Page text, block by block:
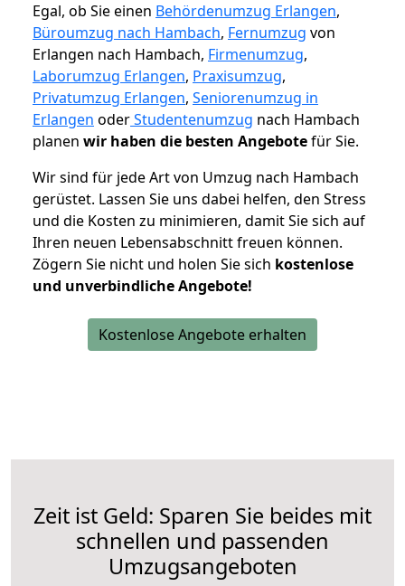
Egal, ob Sie einen Behördenumzug Erlangen,
Büroumzug nach Hambach, Fernumzug von
Erlangen nach Hambach, Firmenumzug,
Laborumzug Erlangen, Praxisumzug,
Privatumzug Erlangen, Seniorenumzug in
Erlangen oderStudentenumzug nach Hambach
planen wir haben die besten Angebotefür Sie.
Wir sind für jede Art von Umzug nach Hambach
gerüstet. Lassen Sie uns dabei helfen, den Stress
und die Kosten zu minimieren, damit Sie sich auf
Ihren neuen Lebensabschnitt freuen können.
Zögern Sie nicht und holen Sie sich kostenlose
und unverbindliche Angebote!
Kostenlose Angebote erhalten
Zeit ist Geld: Sparen Sie beides mit
schnellen und passenden
Umzugsangeboten